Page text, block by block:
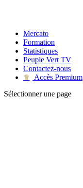
Mercato
Formation
Statistiques
Peuple Vert TV
Contactez-nous
♛
Accès Premium
Sélectionner une page